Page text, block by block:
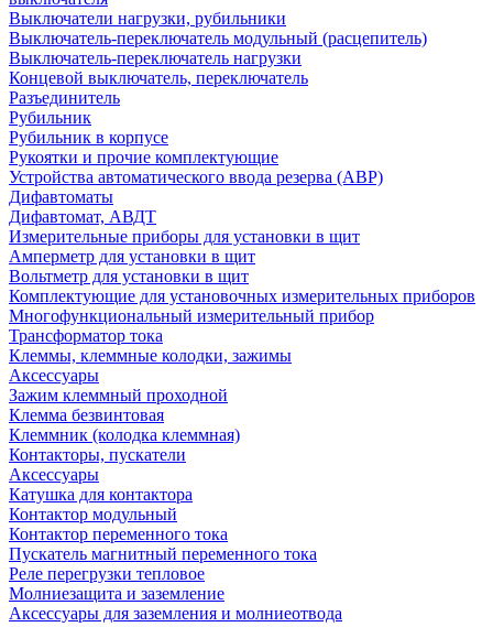
Выключатели нагрузки, рубильники
Выключатель-переключатель модульный (расцепитель)
Выключатель-переключатель нагрузки
Концевой выключатель, переключатель
Разъединитель
Рубильник
Рубильник в корпусе
Рукоятки и прочие комплектующие
Устройства автоматического ввода резерва (АВР)
Дифавтоматы
Дифавтомат, АВДТ
Измерительные приборы для установки в щит
Амперметр для установки в щит
Вольтметр для установки в щит
Комплектующие для установочных измерительных приборов
Многофункциональный измерительный прибор
Трансформатор тока
Клеммы, клеммные колодки, зажимы
Аксессуары
Зажим клеммный проходной
Клемма безвинтовая
Клеммник (колодка клеммная)
Контакторы, пускатели
Аксессуары
Катушка для контактора
Контактор модульный
Контактор переменного тока
Пускатель магнитный переменного тока
Реле перегрузки тепловое
Молниезащита и заземление
Аксессуары для заземления и молниеотвода